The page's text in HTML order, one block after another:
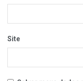
Site